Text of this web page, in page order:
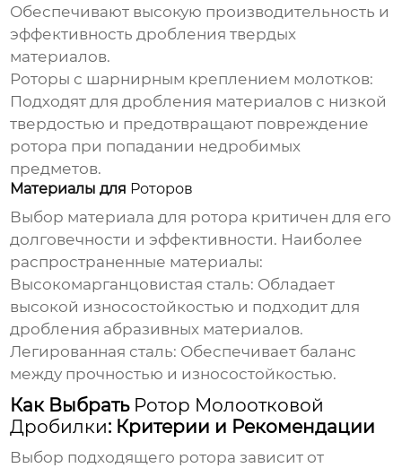
Обеспечивают высокую производительность и
эффективность дробления твердых
материалов.
Роторы с шарнирным креплением молотков:
Подходят для дробления материалов с низкой
твердостью и предотвращают повреждение
ротора при попадании недробимых
предметов.
Материалы для Роторов
Выбор материала для ротора критичен для его
долговечности и эффективности. Наиболее
распространенные материалы:
Высокомарганцовистая сталь: Обладает
высокой износостойкостью и подходит для
дробления абразивных материалов.
Легированная сталь: Обеспечивает баланс
между прочностью и износостойкостью.
Как Выбрать Ротор Молоотковой
Дробилки: Критерии и Рекомендации
Выбор подходящего ротора зависит от